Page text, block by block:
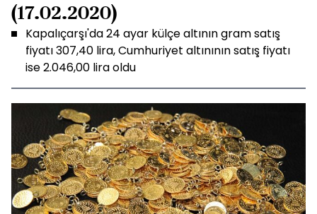
(17.02.2020)
Kapalıçarşı'da 24 ayar külçe altının gram satış
fiyatı 307,40 lira, Cumhuriyet altınının satış fiyatı
ise 2.046,00 lira oldu